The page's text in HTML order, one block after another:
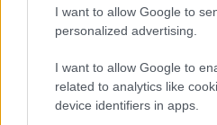
I want to allow Google to
personalized advertising.
I want to allow Google to
related to analytics like
device identifiers in apps.